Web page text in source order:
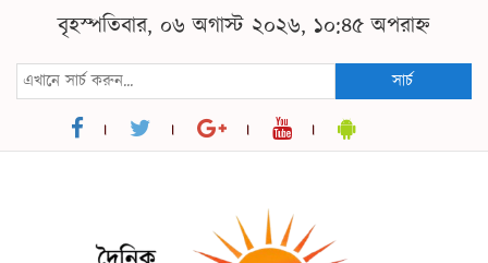
বৃহস্পতিবার, ০৬ অগাস্ট ২০২৬, ১০:৪৫ অপরাহ্ন
সার্চ